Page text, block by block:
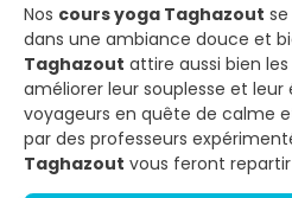
Nos cours yoga Taghazout
dans une ambiance douce et
Taghazout attire aussi bien
améliorer leur souplesse et leur
voyageurs en quête de calme
par des professeurs
Taghazout vous feront